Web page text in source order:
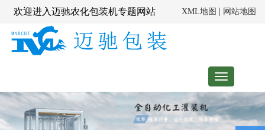
欢迎进入迈驰农化包装机专题网站 XML地图 | 网站地图
Toggle
navigation